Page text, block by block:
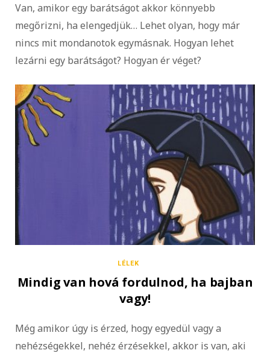
Van, amikor egy barátságot akkor könnyebb
megőrizni, ha elengedjük… Lehet olyan, hogy már
nincs mit mondanotok egymásnak. Hogyan lehet
lezárni egy barátságot? Hogyan ér véget?
LÉLEK
Mindig van hová fordulnod, ha bajban
vagy!
Még amikor úgy is érzed, hogy egyedül vagy a
nehézségekkel, nehéz érzésekkel, akkor is van, aki